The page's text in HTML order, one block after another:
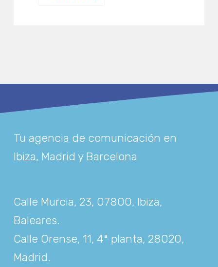
Tu agencia de comunicación en
Ibiza, Madrid y Barcelona
Calle Murcia, 23, 07800, Ibiza,
Baleares.
Calle Orense, 11, 4ª planta, 28020,
Madrid.